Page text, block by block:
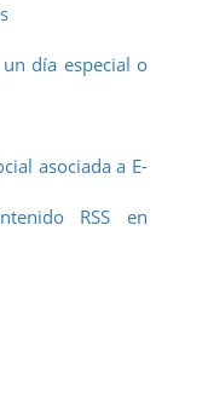
día especial o
asociada a E-
RSS en